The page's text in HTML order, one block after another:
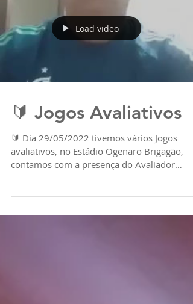
Load video
🔰 Jogos Avaliativos
🔰 Dia 29/05/2022 tivemos vários Jogos
avaliativos, no Estádio Ogenaro Brigagão,
contamos com a presença do Avaliador